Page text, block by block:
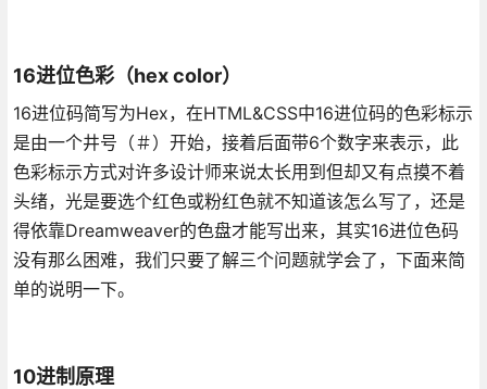
16进位色彩（hex color）
16进位码简写为Hex，在HTML&CSS中16进位码的色彩标示
是由一个井号（＃）开始，接着后面带6个数字来表示，此
色彩标示方式对许多设计师来说太长用到但却又有点摸不着
头绪，光是要选个红色或粉红色就不知道该怎么写了，还是
得依靠Dreamweaver的色盘才能写出来，其实16进位色码
没有那么困难，我们只要了解三个问题就学会了，下面来简
单的说明一下。
10进制原理